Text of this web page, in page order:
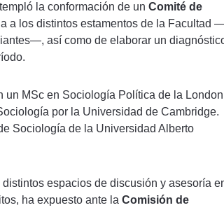
la conformación de un Comité de
a los distintos estamentos de la Facultad
así como de elaborar un
MSc en Sociología Política de la London
por la Universidad de Cambridge.
Sociología de la Universidad Alberto
espacios de discusión y asesoría
ha expuesto ante la Comisión de